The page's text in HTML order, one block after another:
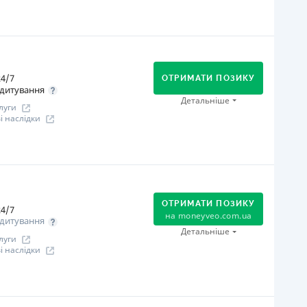
Онлайн (через сайт або інтернет-банкінг)
Оплата на розрахунковий рахунок
Через термінали самообслуговування
НБУ
7
ОТРИМАТИ ПОЗИКУ
Детальніше
Оплата на розрахунковий рахунок
Онлайн (через сайт або інтернет-банкінг)
НБУ
переоформлена 07.03.2024 р.
7
ОТРИМАТИ ПОЗИКУ
на moneyveo.com.ua
Детальніше